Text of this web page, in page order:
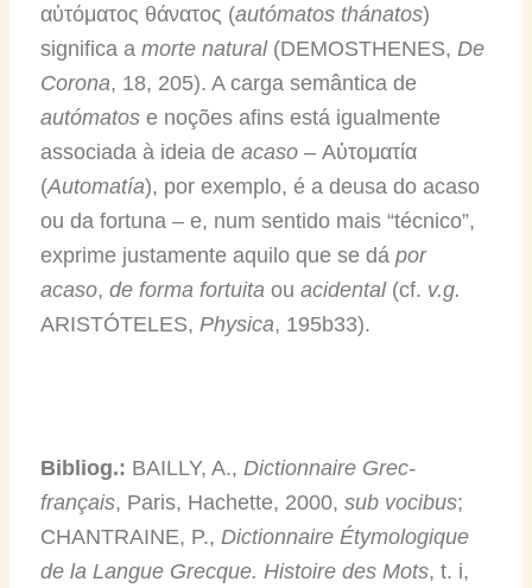
αὐτόματος θάνατος (autómatos thánatos)
significa a morte natural(DEMOSTHENES, De
Corona, 18, 205). A carga semântica de
autómatose noções afins está igualmente
associada à ideia de acaso– Αὐτοματία
(Automatía), por exemplo, é a deusa do acaso
ou da fortuna – e, num sentido mais “técnico”,
exprime justamente aquilo que se dá por
acaso, de forma fortuita ou acidental(cf. v.g.
ARISTÓTELES, Physica, 195b33).
Bibliog.: BAILLY, A., Dictionnaire Grec-
français, Paris, Hachette, 2000, sub vocibus;
CHANTRAINE, P., Dictionnaire Étymologique
de la Langue Grecque. Histoire des Mots, t. i,